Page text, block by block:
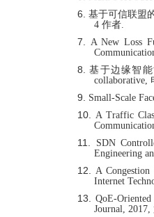
6.基于可信联盟
4 作者.
7. A New Loss
8.基于边缘智
collaborative,
9. Small-Scale
10. A Traffic
11.
SDN
Engineering
12. A
Internet
13.QoE-
Journal,